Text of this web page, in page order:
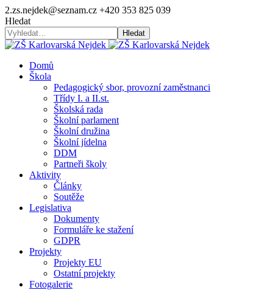
2.zs.nejdek@seznam.cz +420 353 825 039
Hledat
Hledat
Domů
Škola
Pedagogický sbor, provozní zaměstnanci
Třídy I. a II.st.
Školská rada
Školní parlament
Školní družina
Školní jídelna
DDM
Partneři školy
Aktivity
Články
Soutěže
Legislativa
Dokumenty
Formuláře ke stažení
GDPR
Projekty
Projekty EU
Ostatní projekty
Fotogalerie